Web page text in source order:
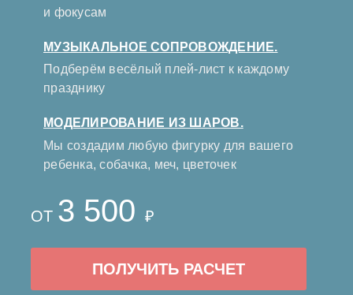
и фокусам
МУЗЫКАЛЬНОЕ СОПРОВОЖДЕНИЕ.
Подберём весёлый плей-лист к каждому
празднику
МОДЕЛИРОВАНИЕ ИЗ ШАРОВ.
Мы создадим любую фигурку для вашего
ребенка, собачка, меч, цветочек
ОТ 3 500 ₽
ПОЛУЧИТЬ РАСЧЕТ